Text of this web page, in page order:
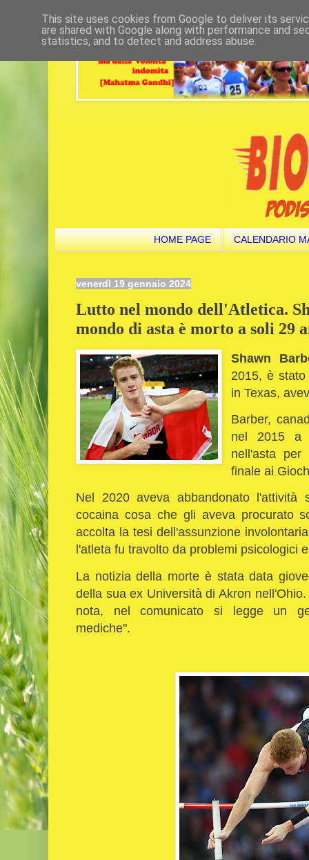
HOME PAGE CALENDARIO
venerdì 19 gennaio 2024
Lutto nel mondo dell'Atletica.
mondo di asta è morto a soli 29
Shawn
2015, è
in Texas,
Barber,
nel 2015 a
nell'asta
finale ai
Nel 2020 aveva abbandonato l'attività
cocaina cosa che gli aveva procurato
accolta la tesi dell'assunzione
l'atleta fu travolto da problemi psicologici
La notizia della morte è stata data
della sua ex Università di Akron
nota, nel comunicato si legge un
mediche".
This site uses cookies from Google to deliver its
are shared with Google along with performance and
statistics, and to detect and address abuse.